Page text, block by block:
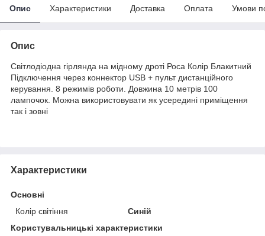
Опис Характеристики Доставка Оплата Умови
Опис
Світлодіодна гірлянда на мідному дроті Роса Колір Блакитний
Підключення через коннектор USB + пульт дистанційного
керування. 8 режимів роботи. Довжина 10 метрів 100
лампочок. Можна використовувати як усередині приміщення
так і зовні
Характеристики
Основні
Колір світіння
Синій
Користувальницькі характеристики